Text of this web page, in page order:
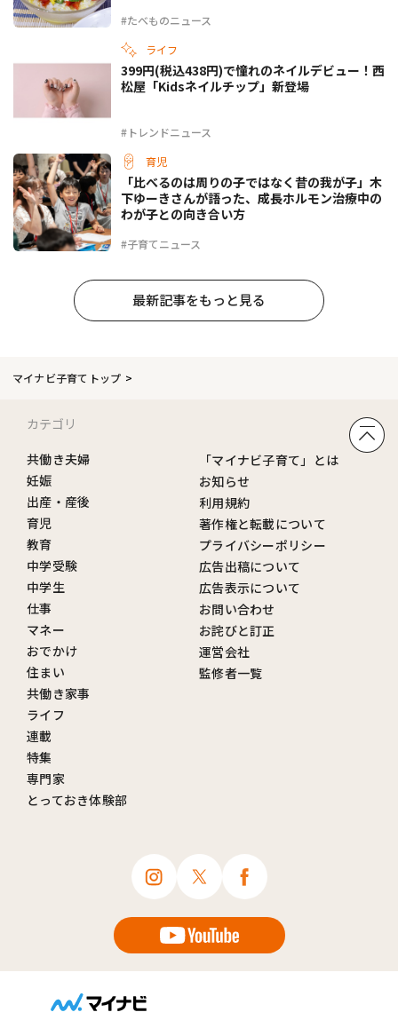
#たべものニュース
ライフ
#トレンドニュース
399円(税込438円)で憧れのネイルデビュー！西
松屋「Kidsネイルチップ」新登場
育児
#子育てニュース
「比べるのは周りの子ではなく昔の我が子」木
下ゆーきさんが語った、成長ホルモン治療中の
わが子との向き合い方
最新記事をもっと見る
マイナビ子育てトップ
カテゴリ
共働き夫婦
妊娠
出産・産後
育児
教育
中学受験
中学生
仕事
マネー
おでかけ
住まい
共働き家事
ライフ
連載
特集
専門家
とっておき体験部
「マイナビ子育て」とは
お知らせ
利用規約
著作権と転載について
プライバシーポリシー
広告出稿について
広告表示について
お問い合わせ
お詫びと訂正
運営会社
監修者一覧